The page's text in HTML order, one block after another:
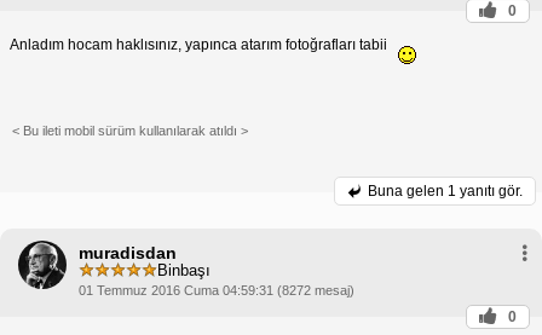
0
Anladım hocam haklısınız, yapınca atarım fotoğrafları tabii
< Bu ileti mobil sürüm kullanılarak atıldı >
Buna gelen 1 yanıtı gör.
muradisdan
Binbaşı
01 Temmuz 2016 Cuma 04:59:31 (8272 mesaj)
0